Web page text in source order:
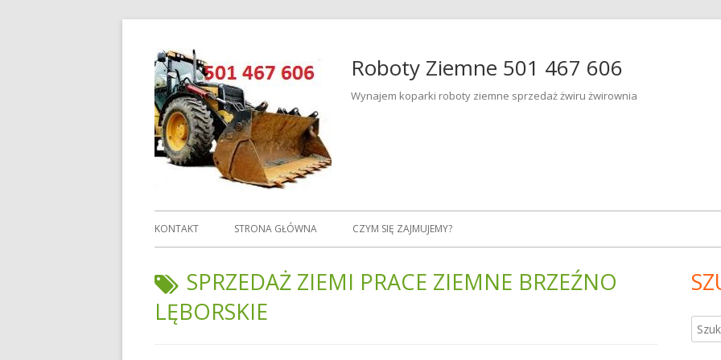
Roboty Ziemne 501 467 606
Wynajem koparki roboty ziemne sprzedaż żwiru żwirownia
Menu
KONTAKT STRONA GŁÓWNA CZYM SIĘ ZAJMUJEMY?
TAGI:
SPRZEDAŻ ZIEMI PRACE ZIEMNE BRZEŹNO
LĘBORSKIE